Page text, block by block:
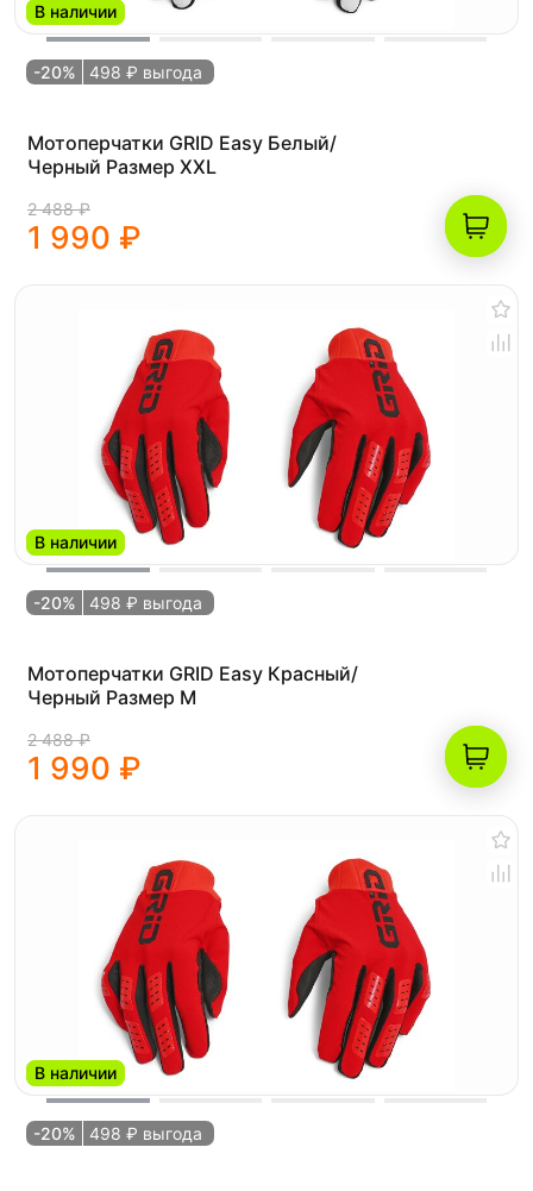
В наличии
-20% 498 ₽ выгода
Мотоперчатки GRID Easy Белый/
Черный Размер XXL
2 488 ₽
1 990 ₽
В наличии
-20% 498 ₽ выгода
Мотоперчатки GRID Easy Красный/
Черный Размер M
2 488 ₽
1 990 ₽
В наличии
-20% 498 ₽ выгода